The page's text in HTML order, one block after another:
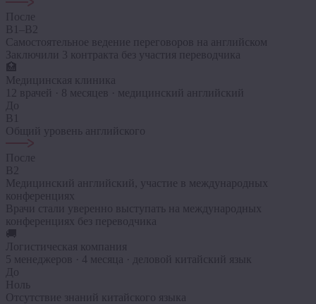
После
B1–B2
Самостоятельное ведение переговоров на английском
Заключили 3 контракта без участия переводчика
🏥
Медицинская клиника
12 врачей · 8 месяцев · медицинский английский
До
B1
Общий уровень английского
После
B2
Медицинский английский, участие в международных
конференциях
Врачи стали уверенно выступать на международных
конференциях без переводчика
🚚
Логистическая компания
5 менеджеров · 4 месяца · деловой китайский язык
До
Ноль
Отсутствие знаний китайского языка